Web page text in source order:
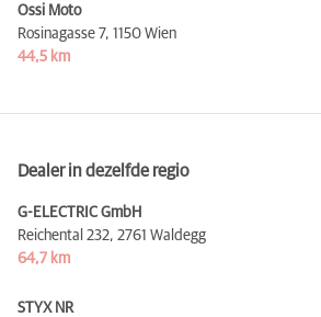
Ossi Moto
Rosinagasse 7, 1150 Wien
44,5 km
Dealer in dezelfde regio
G-ELECTRIC GmbH
Reichental 232, 2761 Waldegg
64,7 km
STYX NR